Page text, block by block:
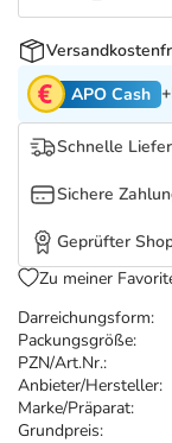
Tierapotheke
Vitamine &
Marken
Salus Deals
Darreichungsform:
Packungsgröße:
PZN/Art.Nr.:
Anbieter/Hersteller:
Marke/Präparat:
Grundpreis:
APO Cash
Schnelle
Sichere
Geprüfter
Zu meiner